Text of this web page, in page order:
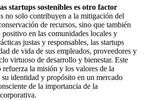
startups sostenibles es otro factor
no solo contribuyen a la mitigación del
de recursos, sino que también
positivo en las comunidades locales y
justas y responsables, las startups
de vida de sus empleados, proveedores y
virtuoso de desarrollo y bienestar. Este
la misión y los valores de la
identidad y propósito en un mercado
de la importancia de la